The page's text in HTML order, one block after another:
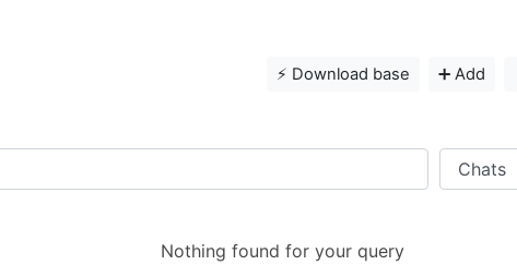
⚡️ Download base ➕ Add
Nothing found for your query